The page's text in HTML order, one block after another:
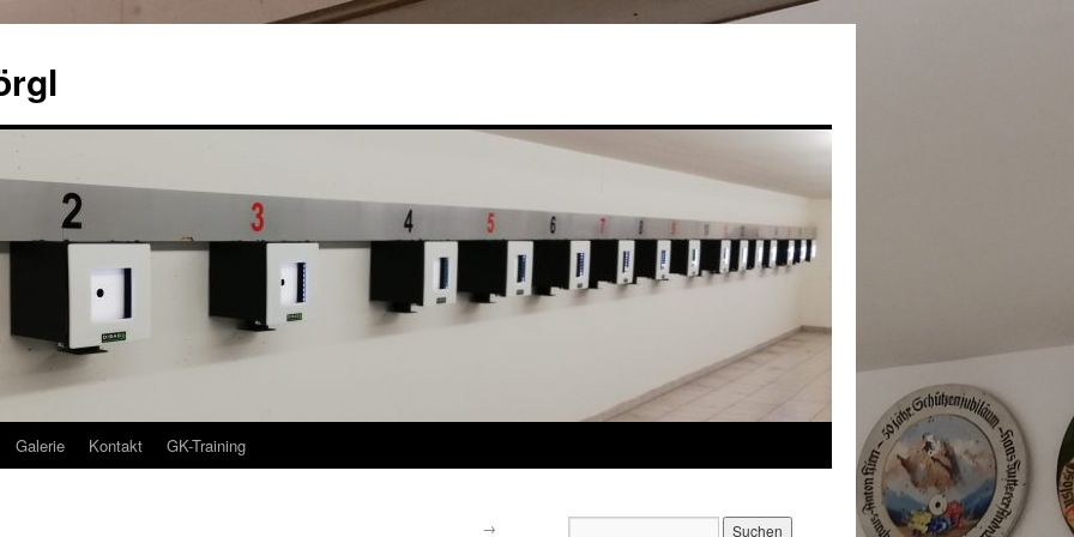
Galerie Kontakt GK-Training
→